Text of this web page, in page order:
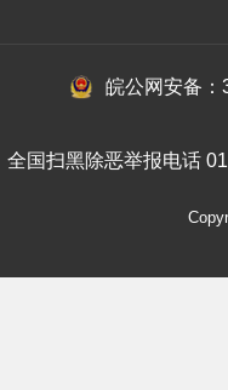
皖公网安备
全国扫黑除恶举报电话